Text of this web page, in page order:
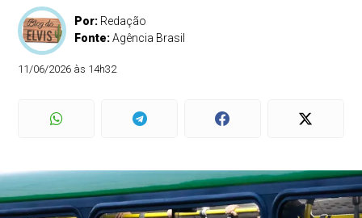
Por: Redação
Fonte:Agência Brasil
11/06/2026 às 14h32